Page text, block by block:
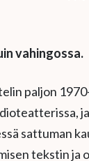
vahingossa.
paljon
sattuman
tekstin